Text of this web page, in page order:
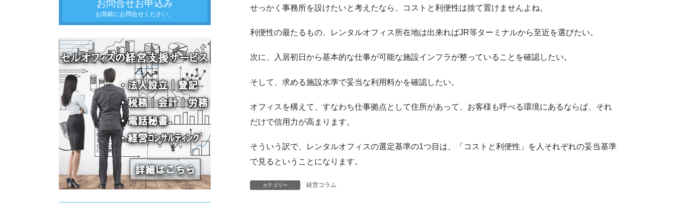
せっかく事務所を設けたいと考えたなら、コストと利便性は捨て置けませんよね。
利便性の最たるもの、レンタルオフィス所在地は出来ればJR等ターミナルから至近を選びたい。
次に、入居初日から基本的な仕事が可能な施設インフラが整っていることを確認したい。
そして、求める施設水準で妥当な利用料かを確認したい。
オフィスを構えて、すなわち仕事拠点として住所があって、お客様も呼べる環境にあるならば、それ
だけで信用力が高まります。
そういう訳で、レンタルオフィスの選定基準の1つ目は、「コストと利便性」を人それぞれの妥当基準
で見るということになります。
カテゴリー 経営コラム
お問合せお申込み
お気軽にお問合せください。